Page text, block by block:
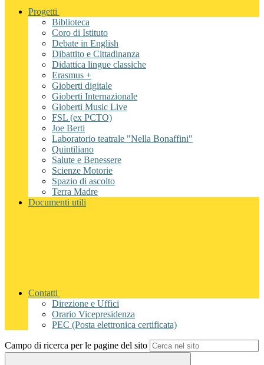
Progetti
Biblioteca
Coro di Istituto
Debate in English
Dibattito e Cittadinanza
Didattica lingue classiche
Erasmus +
Gioberti digitale
Gioberti Internazionale
Gioberti Music Live
FSL (ex PCTO)
Joe Berti
Laboratorio teatrale "Nella Bonaffini"
Quintiliano
Salute e Benessere
Scienze Motorie
Spazio di ascolto
Terra Madre
Documenti utili
Contatti
Direzione e Uffici
Orario Vicepresidenza
PEC (Posta elettronica certificata)
Campo di ricerca per le pagine del sito